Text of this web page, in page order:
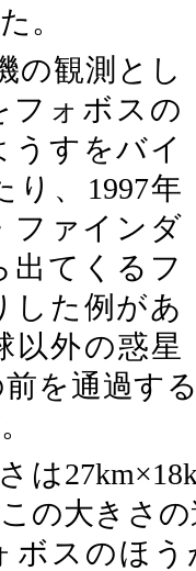
。
の観測とし
フォボスの
うすをバイ
り、1997年
ファインダ
出てくるフ
した例があ
以外の惑星
を通過す
は
の大きさ
ボスのほ